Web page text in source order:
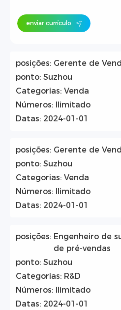
enviar currículo
posições: Gerente de
ponto: Suzhou
Categorias: Venda
Números:
Ilimitado
Datas: 2024-01-01
posições: Gerente de
ponto: Suzhou
Categorias: Venda
Números:
Ilimitado
Datas: 2024-01-01
posições: Engenheiro de
de pré-vendas
ponto: Suzhou
Categorias: R&D
Números:
Ilimitado
Datas: 2024-01-01